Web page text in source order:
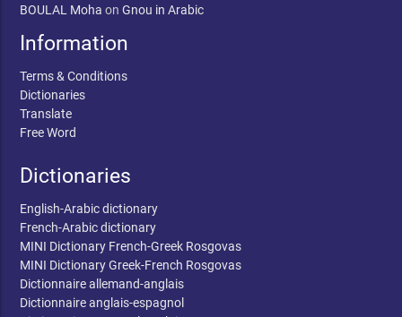
BOULAL Moha onGnou in Arabic
Information
Terms & Conditions
Dictionaries
Translate
Free Word
Dictionaries
English-Arabic dictionary
French-Arabic dictionary
MINI Dictionary French-Greek Rosgovas
MINI Dictionary Greek-French Rosgovas
Dictionnaire allemand-anglais
Dictionnaire anglais-espagnol